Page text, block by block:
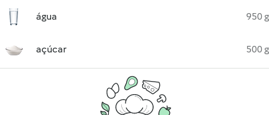
água 950 g
açúcar 500 g